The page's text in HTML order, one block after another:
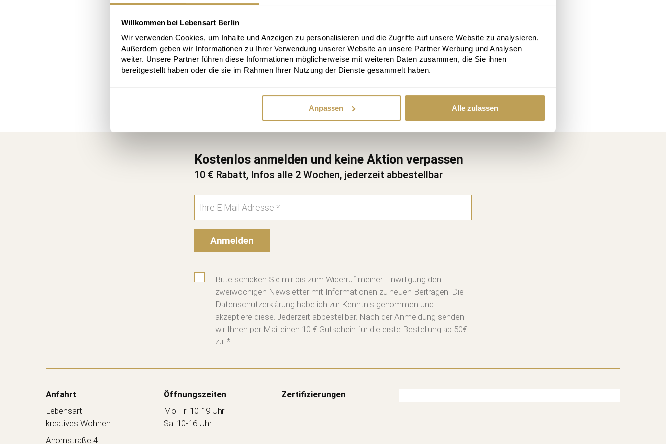
Willkommen bei Lebensart Berlin
Wir verwenden Cookies, um Inhalte und Anzeigen zu personalisieren und die Zugriffe auf unsere Website zu analysieren.
Außerdem geben wir Informationen zu Ihrer Verwendung unserer Website an unsere Partner Werbung und Analysen
weiter. Unsere Partner führen diese Informationen möglicherweise mit weiteren Daten zusammen, die Sie ihnen
bereitgestellt haben oder die sie im Rahmen Ihrer Nutzung der Dienste gesammelt haben.
Anpassen Alle zulassen
habe ich zur Kenntnis genommen und akzeptiere diese.
Terminanfrage senden
Kostenlos anmelden und keine Aktion verpassen
10 € Rabatt, Infos alle 2 Wochen, jederzeit abbestellbar
Anmelden
Bitte schicken Sie mir bis zum Widerruf meiner Einwilligung den
zweiwöchigen Newsletter mit Informationen zu neuen Beiträgen. Die
Datenschutzerklärung habe ich zur Kenntnis genommen und
akzeptiere diese. Jederzeit abbestellbar. Nach der Anmeldung senden
wir Ihnen per Mail einen 10 € Gutschein für die erste Bestellung ab 50€
zu. *
Anfahrt
Lebensart
kreatives Wohnen
Ahornstraße 4
Öffnungszeiten
Mo-Fr: 10-19 Uhr
Sa: 10-16 Uhr
Zertifizierungen